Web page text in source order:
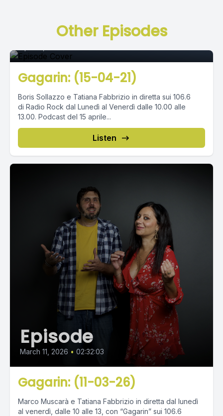
Other Episodes
Episode 0
Gagarin: (15-04-21)
Boris Sollazzo e Tatiana Fabbrizio in diretta sui 106.6
di Radio Rock dal Lunedì al Venerdì dalle 10.00 alle
13.00. Podcast del 15 aprile...
Listen
Episode
March 11, 2026 • 02:32:03
Gagarin: (11-03-26)
Marco Muscarà e Tatiana Fabbrizio in diretta dal lunedì
al venerdì, dalle 10 alle 13, con “Gagarin” sui 106.6